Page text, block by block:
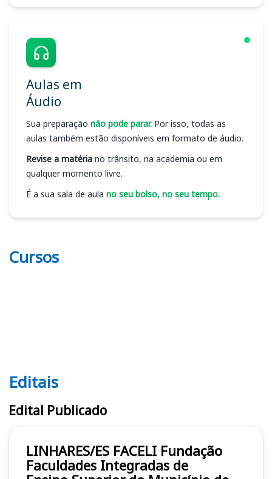
Aulas em
Áudio
Sua preparação não pode parar. Por isso, todas as
aulas também estão disponíveis em formato de áudio.
Revise a matéria no trânsito, na academia ou em
qualquer momento livre.
É a sua sala de aula no seu bolso, no seu tempo.
Cursos
Editais FACELI
Editais
Edital Publicado
LINHARES/ES FACELI Fundação
Faculdades Integradas de